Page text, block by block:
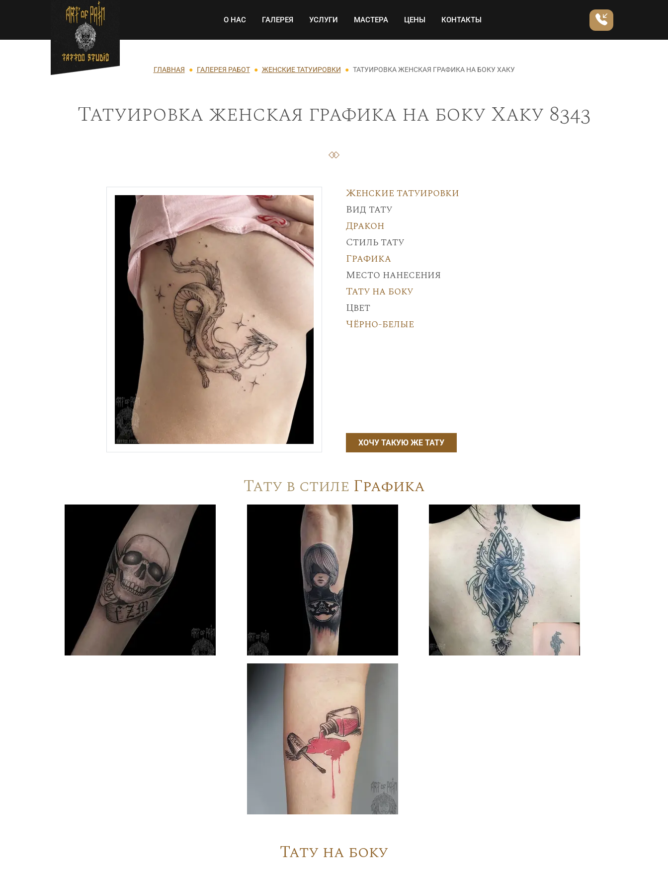
Перейти к основному содержанию Основная навигация
О НАС ГАЛЕРЕЯ УСЛУГИ МАСТЕРА ЦЕНЫ КОНТАКТЫ
Строка навигации
ГЛАВНАЯ ГАЛЕРЕЯ РАБОТ ЖЕНСКИЕ ТАТУИРОВКИ ТАТУИРОВКА ЖЕНСКАЯ ГРАФИКА НА БОКУ ХАКУ
Татуировка женская графика на боку Хаку 8343
Женские татуировки
Вид тату
Дракон
Стиль тату
Графика
Место нанесения
Тату на боку
Цвет
Чёрно-белые
ХОЧУ ТАКУЮ ЖЕ ТАТУ
Тату в стиле Графика
Тату на боку